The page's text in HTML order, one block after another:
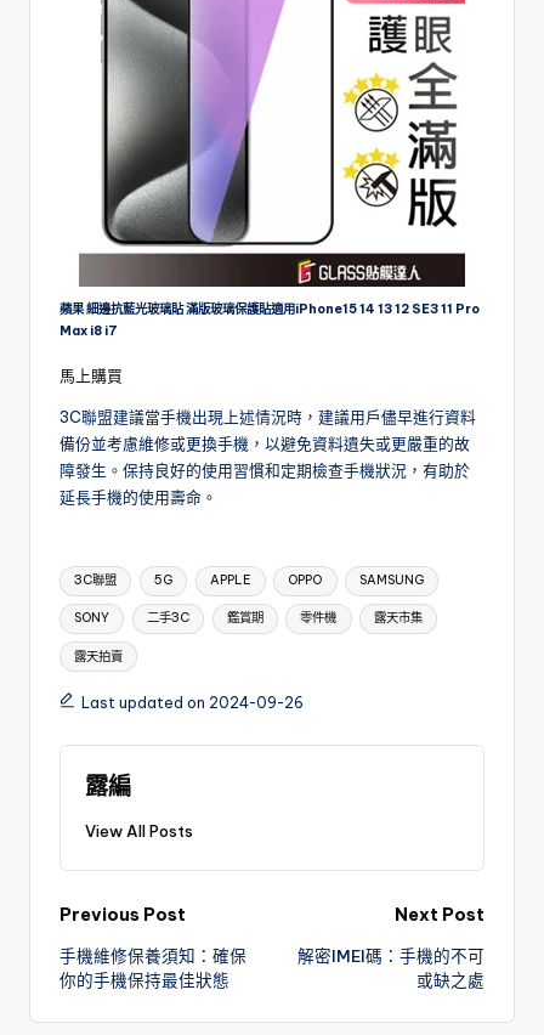
蘋果 細邊抗藍光玻璃貼 滿版玻璃保護貼適用iPhone15 14 13 12 SE3 11 Pro
Max i8 i7
馬上購買
3C聯盟建議當手機出現上述情況時，建議用戶儘早進行資料
備份並考慮維修或更換手機，以避免資料遺失或更嚴重的故
障發生。保持良好的使用習慣和定期檢查手機狀況，有助於
延長手機的使用壽命。
Tags:
3C聯盟 5G APPLE OPPO SAMSUNG
SONY 二手3C 鑑賞期 零件機 露天市集
露天拍賣
Last updated on 2024-09-26
露編
View All Posts
Post
navigation
Previous Post
手機維修保養須知：確保
你的手機保持最佳狀態
Next Post
解密IMEI碼：手機的不可
或缺之處